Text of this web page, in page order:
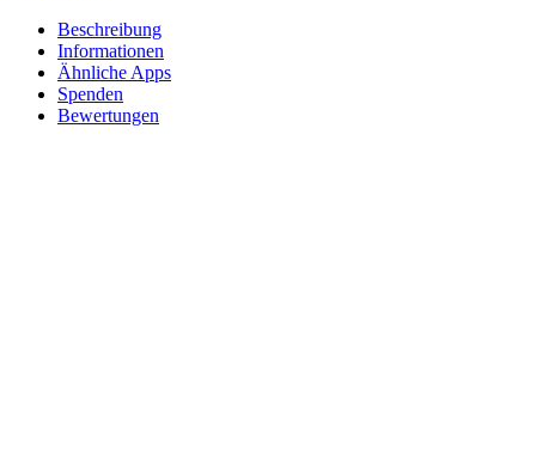
Beschreibung
Informationen
Ähnliche Apps
Spenden
Bewertungen